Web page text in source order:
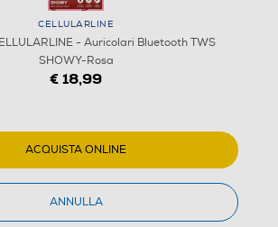
CELLULARLINE
- Auricolari Bluetooth TWS
SHOWY-Rosa
€ 18,99
ACQUISTA ONLINE
ANNULLA